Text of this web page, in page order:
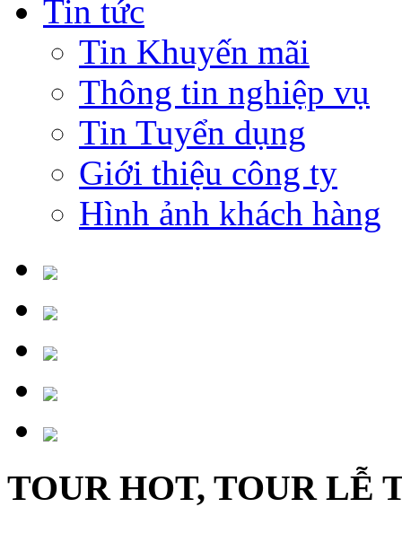
Tin tức
Tin Khuyến mãi
Thông tin nghiệp vụ
Tin Tuyển dụng
Giới thiệu công ty
Hình ảnh khách hàng
TOUR HOT, TOUR LỄ